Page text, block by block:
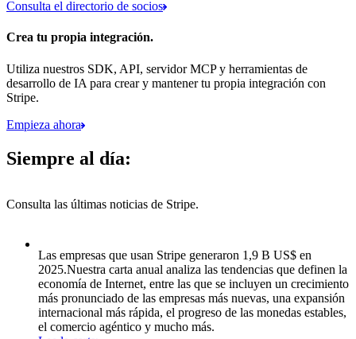
Consulta el directorio de socios
Crea tu propia integración.
Utiliza nuestros SDK, API, servidor MCP y herramientas de
desarrollo de IA para crear y mantener tu propia integración con
Stripe.
Empieza ahora
Siempre al día:
Consulta las últimas noticias de Stripe.
Las empresas que usan Stripe generaron 1,9 B US$ en
2025.Nuestra carta anual analiza las tendencias que definen la
economía de Internet, entre las que se incluyen un crecimiento
más pronunciado de las empresas más nuevas, una expansión
internacional más rápida, el progreso de las monedas estables,
el comercio agéntico y mucho más.